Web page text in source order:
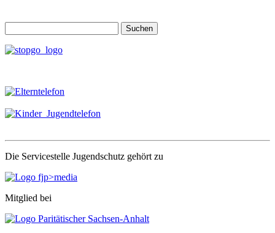
nach:
Die Servicestelle Jugendschutz gehört zu
Mitglied bei